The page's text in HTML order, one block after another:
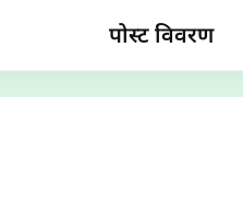
पोस्ट विवरण